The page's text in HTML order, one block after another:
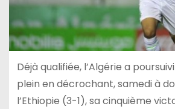
Déjà qualifiée, l’Algérie a
plein en décrochant, samedi à
l’Ethiopie (3-1), sa cinquième